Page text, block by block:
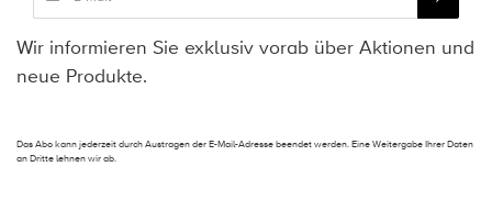
Wir informieren Sie exklusiv vorab über Aktionen und
neue Produkte.
Das Abo kann jederzeit durch Austragen der E-Mail-Adresse beendet werden. Eine Weitergabe Ihrer Daten
an Dritte lehnen wir ab.